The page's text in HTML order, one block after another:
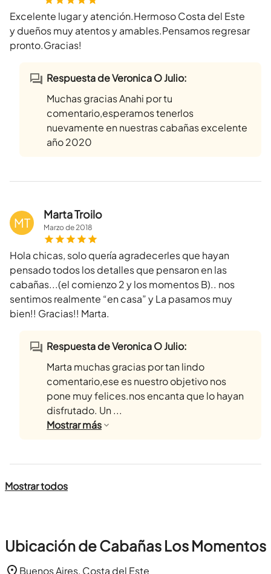
Excelente lugar y atención.Hermoso Costa del Este
y dueños muy atentos y amables.Pensamos regresar
pronto.Gracias!
Respuesta de Veronica O Julio:
Muchas gracias Anahi por tu
comentario,esperamos tenerlos
nuevamente en nuestras cabañas excelente
año 2020
MT
Marta Troilo
Marzode2018
Hola chicas, solo quería agradecerles que hayan
pensado todos los detalles que pensaron en las
cabañas...(el comienzo 2 y los momentos B).. nos
sentimos realmente “en casa” y La pasamos muy
bien!! Gracias!! Marta.
Respuesta de Veronica O Julio:
Marta muchas gracias por tan lindo
comentario,ese es nuestro objetivo nos
pone muy felices.nos encanta que lo hayan
disfrutado. Un ...
Mostrarmás
Mostrar todos
Ubicación de Cabañas Los Momentos
Buenos Aires, Costa del Este